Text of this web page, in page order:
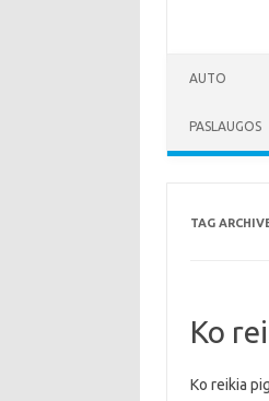
AUTO
PASLAUGOS
TAG
Ko
Ko reikia